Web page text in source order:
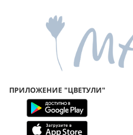
ПРИЛОЖЕНИЕ "ЦВЕТУЛИ"